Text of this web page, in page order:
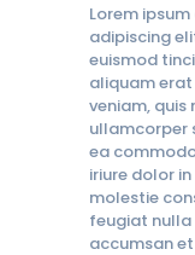
Lorem
adipiscing
euismod
aliquam
veniam,
ullamcorper
ea
iriure dolor
molestie
feugiat nulla
accumsan